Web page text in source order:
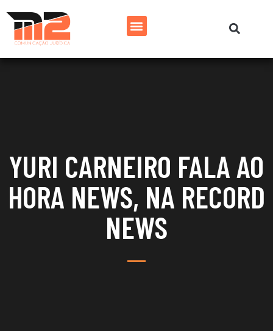
YURI CARNEIRO FALA AO
HORA NEWS, NA RECORD
NEWS